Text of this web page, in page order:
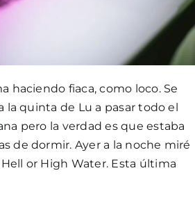
haciendo fiaca, como loco. Se
la quinta de Lu a pasar todo el
pero la verdad es que estaba
de dormir. Ayer a la noche miré
Hell or High Water. Esta última